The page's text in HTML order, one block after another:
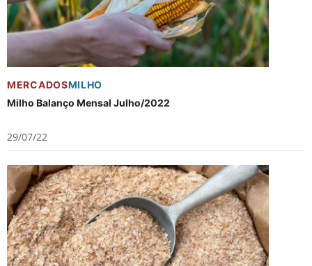
MERCADOSMILHO
Milho Balanço Mensal Julho/2022
29/07/22